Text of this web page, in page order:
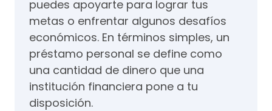
puedes apoyarte para lograr tus
metas o enfrentar algunos desafíos
económicos. En términos simples, un
préstamo personal se define como
una cantidad de dinero que una
institución financiera pone a tu
disposición.